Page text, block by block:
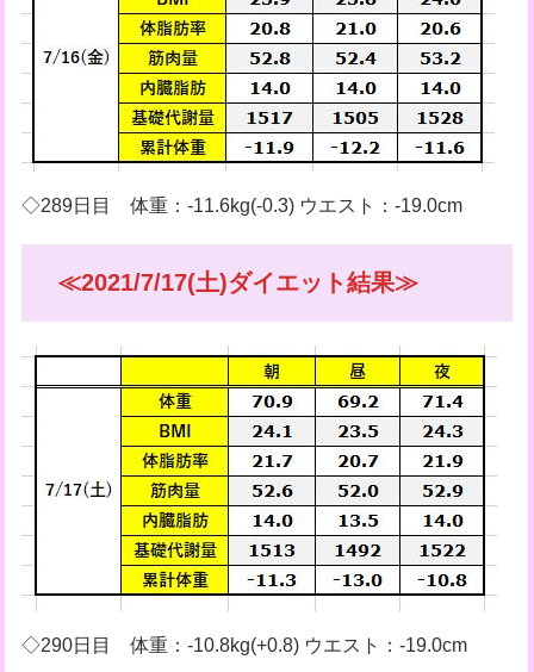
◇289日目 体重：-11.6kg(-0.3) ウエスト：-19.0cm
≪2021/7/17(土)ダイエット結果≫
◇290日目 体重：-10.8kg(+0.8) ウエスト：-19.0cm